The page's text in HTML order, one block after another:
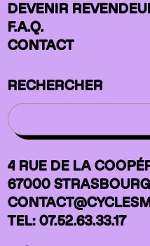
DEVENIR
F.A.Q.
CONTACT
RECHERCHER
4 RUE DE LA
67000 STRASBOURG
TEL: 07.52.63.33.17